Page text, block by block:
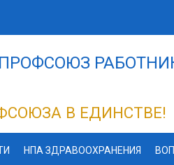
В ЕДИНСТВЕ!
НПА ЗДРАВООХРАНЕНИЯ